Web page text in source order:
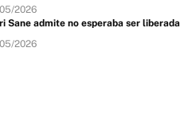
2026
Sane admite no esperaba ser
2026